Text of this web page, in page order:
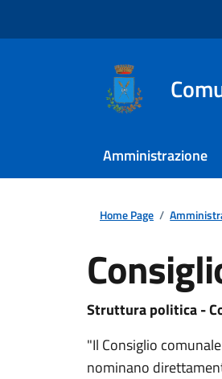
Amministrazione
Home Page /
Struttura politica -
"Il Consiglio
nominano